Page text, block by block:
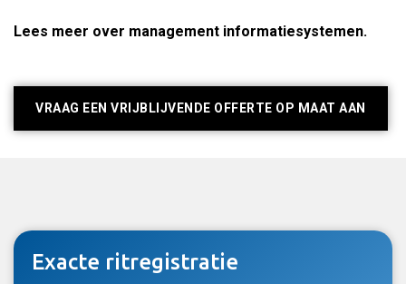
Lees meer over management informatiesystemen.
VRAAG EEN VRIJBLIJVENDE OFFERTE OP MAAT AAN
Exacte ritregistratie